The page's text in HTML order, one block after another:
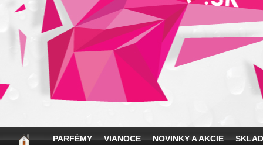
PARFÉMY VIANOCE NOVINKY A AKCIE